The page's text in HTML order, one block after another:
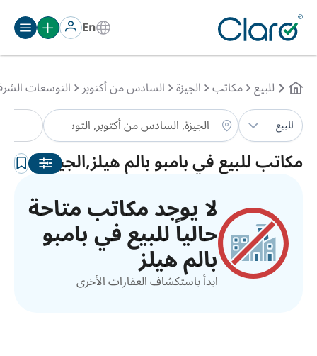
En
للبيع مكاتب الجيزة السادس من أكتوبر التوسعات
للبيع
مكاتب للبيع في بامبو بالم هيلز,الجيزة
الترتيب:تلقائي
لا يوجد مكاتب متاحة
حالياً للبيع في بامبو
بالم هيلز
ابدأ باستكشاف العقارات الأخرى